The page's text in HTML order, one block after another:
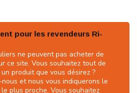
pour les revendeurs Ri-
ne peuvent pas acheter de
ce site. Vous souhaitez tout de
produit que vous désirez ?
et nous vous indiquerons le
plus proche. Vous souhaitez